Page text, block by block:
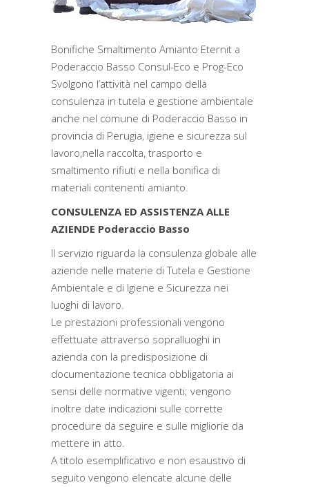
Bonifiche Smaltimento Amianto Eternit a
Poderaccio Basso Consul-Eco e Prog-Eco
Svolgono l’attività nel campo della
consulenza in tutela e gestione ambientale
anche nel comune di Poderaccio Basso in
provincia di Perugia, igiene e sicurezza sul
lavoro,nella raccolta, trasporto e
smaltimento rifiuti e nella bonifica di
materiali contenenti amianto.
CONSULENZA ED ASSISTENZA ALLE
AZIENDE Poderaccio Basso
Il servizio riguarda la consulenza globale alle
aziende nelle materie di Tutela e Gestione
Ambientale e di Igiene e Sicurezza nei
luoghi di lavoro.
Le prestazioni professionali vengono
effettuate attraverso sopralluoghi in
azienda con la predisposizione di
documentazione tecnica obbligatoria ai
sensi delle normative vigenti; vengono
inoltre date indicazioni sulle corrette
procedure da seguire e sulle migliorie da
mettere in atto.
A titolo esemplificativo e non esaustivo di
seguito vengono elencate alcune delle